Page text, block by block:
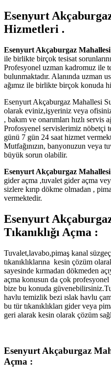
Esenyurt
Hizmetleri .
Esenyurt Akçaburgaz Mahallesi
ile birlikte birçok tesisat
Profesyonel uzman kadromuz ile
bulunmaktadır. Alanında uzman
ağımız ile birlikte birçok konuda
Esenyurt Akçaburgaz Mahallesi Su
olarak eviniz,işyeriniz veya
, bakım ve onarımları hızlı servis
Profosyenel servislerimiz nöbetçi
günü 7 gün 24 saat hizmet
Mutfağınızın, banyonuzun veya
büyük sorun olabilir.
Esenyurt Akçaburgaz Mahallesi
gider açma ,tuvalet gider açma
sizlere kırıp dökme olmadan ,
vermektedir.
Esenyurt
Tıkanıklığı Açma :
Tuvalet,lavabo,pimaş kanal
tıkanıklıklarına kesin çözüm
sayesinde kırmadan dökmeden
açma konusun da çok
bize bu konuda
havlu temizlik bezi ıslak havlu
bu tür tıkanıklıkları gider veya
geri alarak kesin olarak çözüm
Esenyurt Akçaburgaz
Açma :